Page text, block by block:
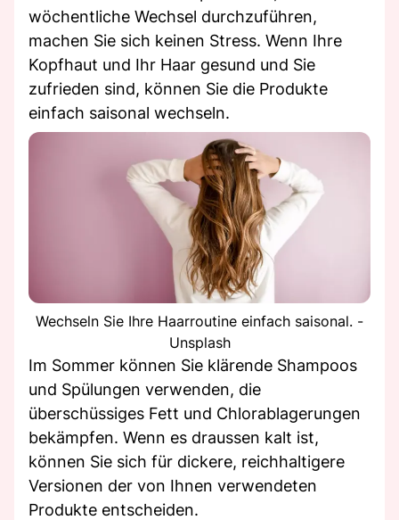
wöchentliche Wechsel durchzuführen,
machen Sie sich keinen Stress. Wenn Ihre
Kopfhaut und Ihr Haar gesund und Sie
zufrieden sind, können Sie die Produkte
einfach saisonal wechseln.
Wechseln Sie Ihre Haarroutine einfach saisonal. -
Unsplash
Im Sommer können Sie klärende Shampoos
und Spülungen verwenden, die
überschüssiges Fett und Chlorablagerungen
bekämpfen. Wenn es draussen kalt ist,
können Sie sich für dickere, reichhaltigere
Versionen der von Ihnen verwendeten
Produkte entscheiden.